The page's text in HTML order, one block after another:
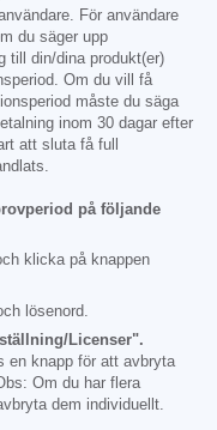
För användare
du säger upp
till din/dina produkt(er)
Om du vill få
måste du säga
inom 30 dagar efter
att sluta få full
på följande
klicka på knappen
lösenord.
Licenser".
en knapp för att avbryta
Om du har flera
dem individuellt.